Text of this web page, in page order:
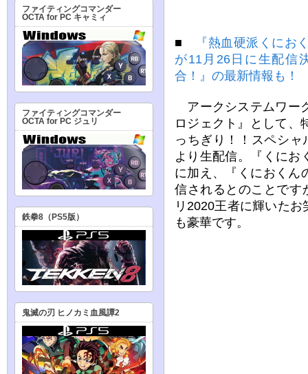
■
『熱血硬派くにお
が11月26日に生配信
合！』の最新情報も！
アークシステムワー
ロジェクト』として
っちぎり！！スペシ
より生配信。『くにお
に加え、『くにおくん
信されるとのことです
リ2020王者に輝いた
も豪華です。
ファイティングコマンダー
OCTA for PC キャミィ
ファイティングコマンダー
OCTA for PC ジュリ
鉄拳8（PS5版）
鬼滅の刃 ヒノカミ血風譚2